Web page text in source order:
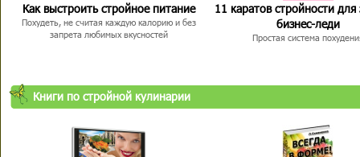
Как выстроить стройное питание
Похудеть, не считая каждую калорию и без
запрета любимых вкусностей
11 каратов стройности для
бизнес-леди
Простая система
Книги по стройной кулинарии